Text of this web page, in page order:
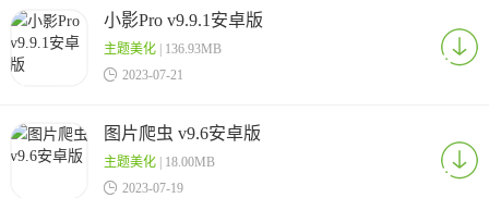
小影Pro v9.9.1安卓版
主题美化| 136.93MB
 2023-07-21
图片爬虫 v9.6安卓版
主题美化| 18.00MB
 2023-07-19